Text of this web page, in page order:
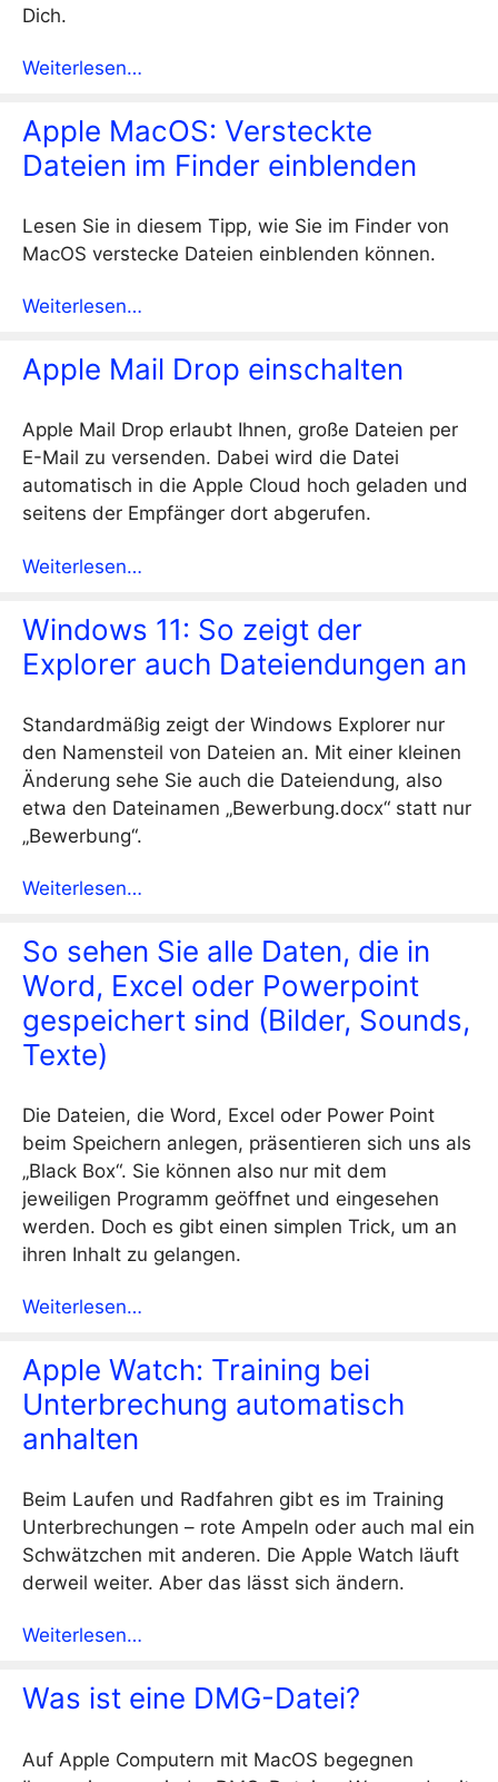
Dich.
Weiterlesen…
Apple MacOS: Versteckte
Dateien im Finder einblenden
Lesen Sie in diesem Tipp, wie Sie im Finder von
MacOS verstecke Dateien einblenden können.
Weiterlesen…
Apple Mail Drop einschalten
Apple Mail Drop erlaubt Ihnen, große Dateien per
E-Mail zu versenden. Dabei wird die Datei
automatisch in die Apple Cloud hoch geladen und
seitens der Empfänger dort abgerufen.
Weiterlesen…
Windows 11: So zeigt der
Explorer auch Dateiendungen an
Standardmäßig zeigt der Windows Explorer nur
den Namensteil von Dateien an. Mit einer kleinen
Änderung sehe Sie auch die Dateiendung, also
etwa den Dateinamen „Bewerbung.docx“ statt nur
„Bewerbung“.
Weiterlesen…
So sehen Sie alle Daten, die in
Word, Excel oder Powerpoint
gespeichert sind (Bilder, Sounds,
Texte)
Die Dateien, die Word, Excel oder Power Point
beim Speichern anlegen, präsentieren sich uns als
„Black Box“. Sie können also nur mit dem
jeweiligen Programm geöffnet und eingesehen
werden. Doch es gibt einen simplen Trick, um an
ihren Inhalt zu gelangen.
Weiterlesen…
Apple Watch: Training bei
Unterbrechung automatisch
anhalten
Beim Laufen und Radfahren gibt es im Training
Unterbrechungen – rote Ampeln oder auch mal ein
Schwätzchen mit anderen. Die Apple Watch läuft
derweil weiter. Aber das lässt sich ändern.
Weiterlesen…
Was ist eine DMG-Datei?
Auf Apple Computern mit MacOS begegnen